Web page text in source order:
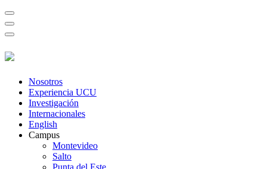
Nosotros
Experiencia UCU
Investigación
Internacionales
English
Campus
Montevideo
Salto
Punta del Este